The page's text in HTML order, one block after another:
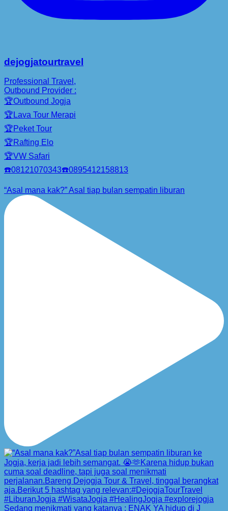
dejogjatourtravel
Professional Travel,
Outbound Provider :
🏆Outbound Jogja
🏆Lava Tour Merapi
🏆Peket Tour
🏆Rafting Elo
🏆VW Safari
☎️08121070343☎️0895412158813
“Asal mana kak?” Asal tiap bulan sempatin liburan
Sedang menikmati yang katanya : ENAK YA hidup di J